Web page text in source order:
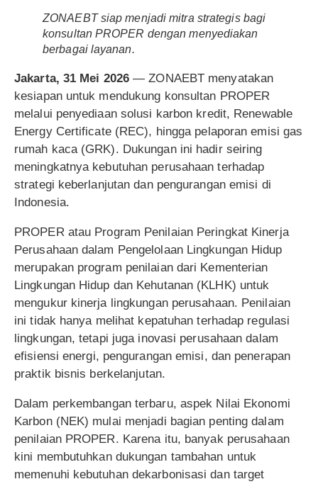
ZONAEBT siap menjadi mitra strategis bagi
konsultan PROPER dengan menyediakan
berbagai layanan.
Jakarta, 31 Mei 2026 — ZONAEBT menyatakan
kesiapan untuk mendukung konsultan PROPER
melalui penyediaan solusi karbon kredit, Renewable
Energy Certificate (REC), hingga pelaporan emisi gas
rumah kaca (GRK). Dukungan ini hadir seiring
meningkatnya kebutuhan perusahaan terhadap
strategi keberlanjutan dan pengurangan emisi di
Indonesia.
PROPER atau Program Penilaian Peringkat Kinerja
Perusahaan dalam Pengelolaan Lingkungan Hidup
merupakan program penilaian dari Kementerian
Lingkungan Hidup dan Kehutanan (KLHK) untuk
mengukur kinerja lingkungan perusahaan. Penilaian
ini tidak hanya melihat kepatuhan terhadap regulasi
lingkungan, tetapi juga inovasi perusahaan dalam
efisiensi energi, pengurangan emisi, dan penerapan
praktik bisnis berkelanjutan.
Dalam perkembangan terbaru, aspek Nilai Ekonomi
Karbon (NEK) mulai menjadi bagian penting dalam
penilaian PROPER. Karena itu, banyak perusahaan
kini membutuhkan dukungan tambahan untuk
memenuhi kebutuhan dekarbonisasi dan target